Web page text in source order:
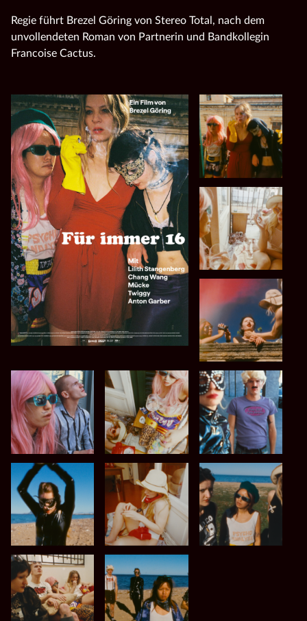
Regie führt Brezel Göring von Stereo Total, nach dem
unvollendeten Roman von Partnerin und Bandkollegin
Francoise Cactus.